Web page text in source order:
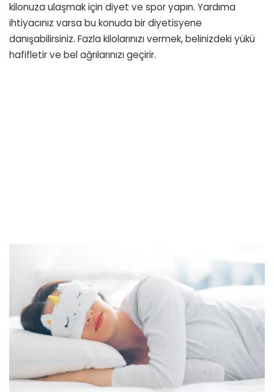
kilonuza ulaşmak için diyet ve spor yapın. Yardıma
ihtiyacınız varsa bu konuda bir diyetisyene
danışabilirsiniz. Fazla kilolarınızı vermek, belinizdeki yükü
hafifletir ve bel ağrılarınızı geçirir.